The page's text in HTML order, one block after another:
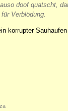
doof quatscht,
Verblödung.
korrupter